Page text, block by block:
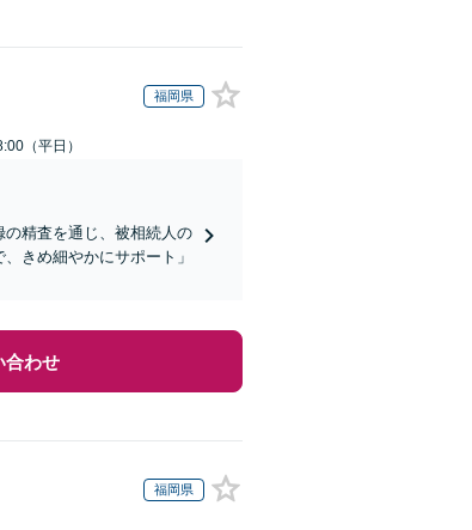
福岡県
（平日）
の精査を通じ、被相続人の
きめ細やかにサポート」
合わせ
福岡県